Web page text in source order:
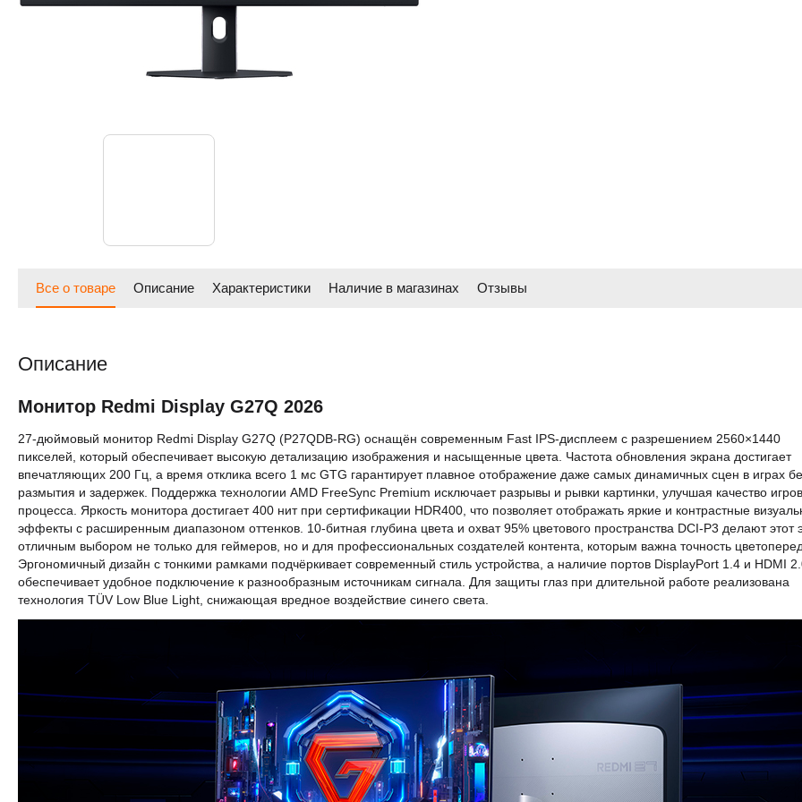
Все о товаре Описание Характеристики Наличие в магазинах Отзывы
Описание
Монитор Redmi Display G27Q 2026
27-дюймовый монитор Redmi Display G27Q (P27QDB-RG) оснащён современным Fast IPS-дисплеем с разрешением 2560×1440
пикселей, который обеспечивает высокую детализацию изображения и насыщенные цвета. Частота обновления экрана достигает
впечатляющих 200 Гц, а время отклика всего 1 мс GTG гарантирует плавное отображение даже самых динамичных сцен в играх
размытия и задержек. Поддержка технологии AMD FreeSync Premium исключает разрывы и рывки картинки, улучшая качество
процесса. Яркость монитора достигает 400 нит при сертификации HDR400, что позволяет отображать яркие и контрастные
эффекты с расширенным диапазоном оттенков. 10-битная глубина цвета и охват 95% цветового пространства DCI-P3 делают этот
отличным выбором не только для геймеров, но и для профессиональных создателей контента, которым важна точность
Эргономичный дизайн с тонкими рамками подчёркивает современный стиль устройства, а наличие портов DisplayPort 1.4 и HDMI
обеспечивает удобное подключение к разнообразным источникам сигнала. Для защиты глаз при длительной работе реализована
технология TÜV Low Blue Light, снижающая вредное воздействие синего света.